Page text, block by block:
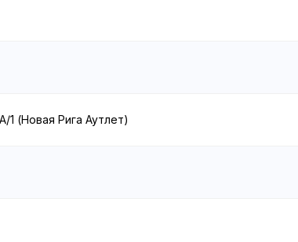
1 (Новая Рига Аутлет)